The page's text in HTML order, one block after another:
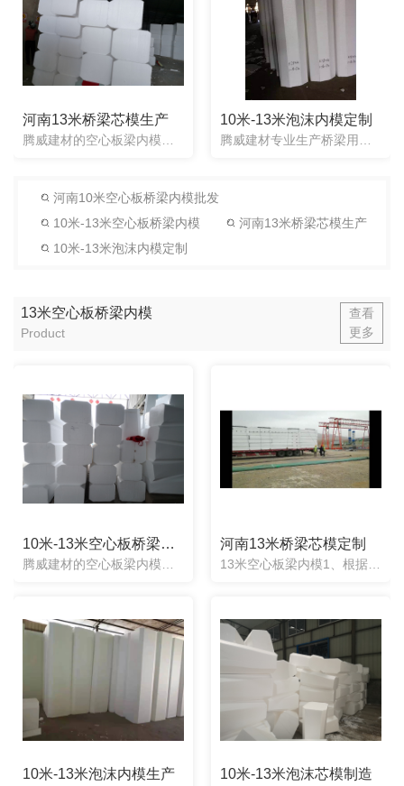
河南13米桥梁芯模生产 10米-13米泡沫内模定制
河南10米空心板桥梁内模批发
10米-13米空心板桥梁内模
河南13米桥梁芯模生产
10米-13米泡沫内模定制
13米空心板桥梁内模
Product
查看
更多
10米-13米空心板桥梁内模厂家 河南13米桥梁芯模定制
10米-13米泡沫内模生产 10米-13米泡沫芯模制造